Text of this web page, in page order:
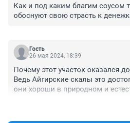
Как и под каким благим соусом
обоснуют свою страсть к
Гость
26 мая 2024, 18:39
Почему этот участок оказался
Ведь Айгирские скалы это
они хороши в природном и